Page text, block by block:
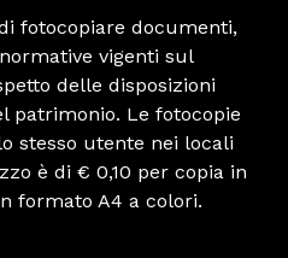
fotocopiare documenti,
vigenti sul
delle disposizioni
patrimonio. Le fotocopie
stesso utente nei locali
è di € 0,10 per copia in
formato A4 a colori.